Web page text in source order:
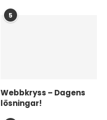
5
Webbkryss – Dagens
lösningar!